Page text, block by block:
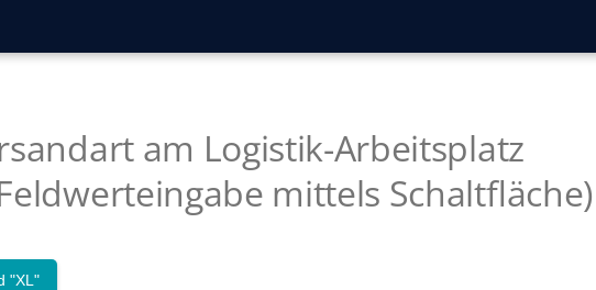
am Logistik-Arbeitsplatz
mittels Schaltfläche)
"XL"